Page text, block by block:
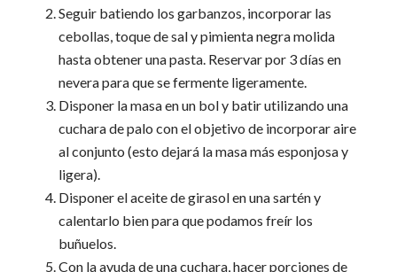
Seguir batiendo los garbanzos, incorporar las
cebollas, toque de sal y pimienta negra molida
hasta obtener una pasta. Reservar por 3 días en
nevera para que se fermente ligeramente.
Disponer la masa en un bol y batir utilizando una
cuchara de palo con el objetivo de incorporar aire
al conjunto (esto dejará la masa más esponjosa y
ligera).
Disponer el aceite de girasol en una sartén y
calentarlo bien para que podamos freír los
buñuelos.
Con la ayuda de una cuchara, hacer porciones de